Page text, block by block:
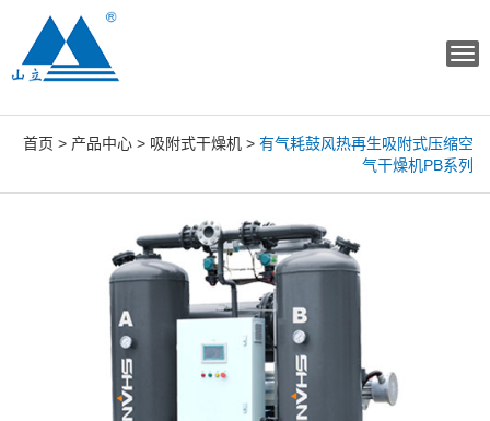
首页 > 产品中心 > 吸附式干燥机 > 有气耗鼓风热再生吸附式压缩空
气干燥机PB系列